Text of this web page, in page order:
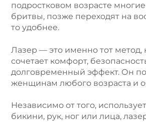
подростковом возрасте
бритвы, позже переходят на
то удобнее.
Лазер — это именно тот метод,
сочетает комфорт,
долговременный эффект. Он
женщинам любого возраста и
Независимо от того,
бикини, рук, ног или лица,